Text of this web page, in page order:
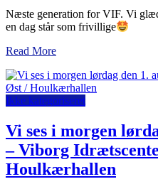
Næste generation for VIF. Vi
en dag står som frivillige
Read More
Ikke kategoriseret
Vi ses i morgen
– Viborg
Houlkærhallen